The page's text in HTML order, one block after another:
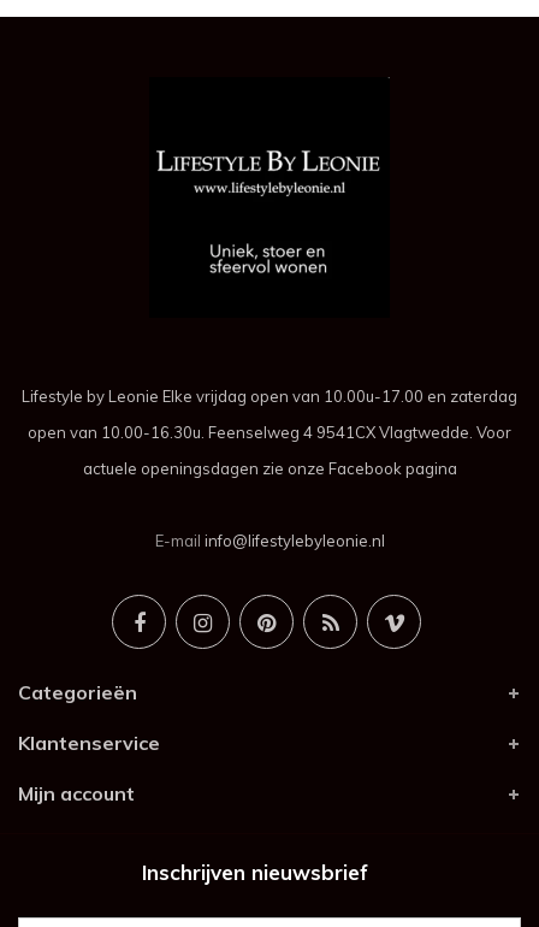
Lifestyle by Leonie Elke vrijdag open van 10.00u-17.00 en zaterdag
open van 10.00-16.30u. Feenselweg 4 9541CX Vlagtwedde. Voor
actuele openingsdagen zie onze Facebook pagina
E-mail info@lifestylebyleonie.nl
Categorieën
Klantenservice
Mijn account
Inschrijven nieuwsbrief